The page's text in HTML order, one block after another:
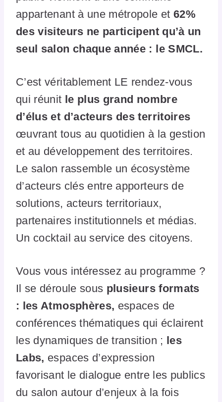
appartenant à une métropole et 62%
des visiteurs ne participent qu’à un
seul salon chaque année : le SMCL.
C’est véritablement LE rendez-vous
qui réunit le plus grand nombre
d’élus et d’acteurs des territoires
œuvrant tous au quotidien à la gestion
et au développement des territoires.
Le salon rassemble un écosystème
d’acteurs clés entre apporteurs de
solutions, acteurs territoriaux,
partenaires institutionnels et médias.
Un cocktail au service des citoyens.
Vous vous intéressez au programme ?
Il se déroule sous plusieurs formats
: les Atmosphères, espaces de
conférences thématiques qui éclairent
les dynamiques de transition ; les
Labs, espaces d’expression
favorisant le dialogue entre les publics
du salon autour d’enjeux à la fois